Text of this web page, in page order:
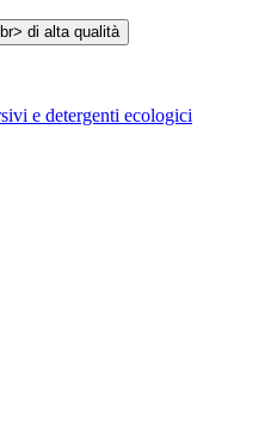
e detergenti ecologici